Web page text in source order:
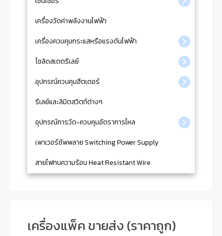
เครื่องวัดค่าพลังงานไฟฟ้า
เครื่องควบคุมกระแสหรือแรงดันไฟฟ้า
โซลิดสเตตรีเลย์
อุปกรณ์ควบคุมฮีตเตอร์
รีเลย์และลิมิตสวิตท์ต่างๆ
อุปกรณ์การวัด-ควบคุมอัตราการไหล
เพาเวอร์ซัพพลาย Switching Power Supply
สายไฟทนความร้อน Heat Resistant Wire
เครื่องแพ็ค ขายส่ง (ราคาถูก)